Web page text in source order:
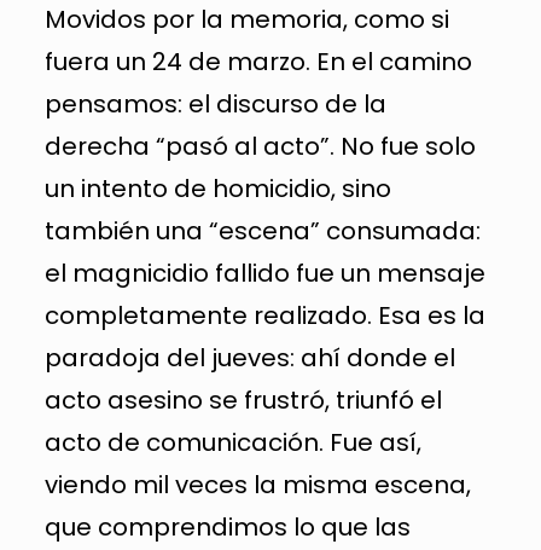
Movidos por la memoria, como si
fuera un 24 de marzo. En el camino
pensamos: el discurso de la
derecha “pasó al acto”. No fue solo
un intento de homicidio, sino
también una “escena” consumada:
el magnicidio fallido fue un mensaje
completamente realizado. Esa es la
paradoja del jueves: ahí donde el
acto asesino se frustró, triunfó el
acto de comunicación. Fue así,
viendo mil veces la misma escena,
que comprendimos lo que las